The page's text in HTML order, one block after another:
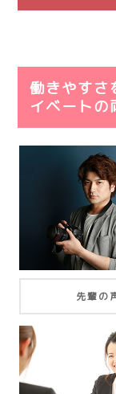
※ 待遇・福利
働きやすさ
イベートの
先輩の